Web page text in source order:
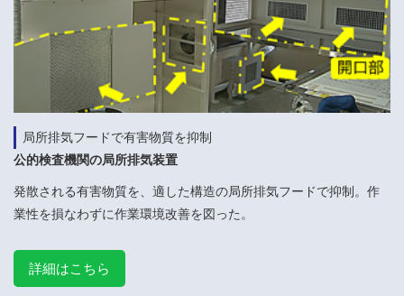
局所排気フードで有害物質を抑制
公的検査機関の局所排気装置
発散される有害物質を、適した構造の局所排気フードで抑制。作
業性を損なわずに作業環境改善を図った。
詳細はこちら